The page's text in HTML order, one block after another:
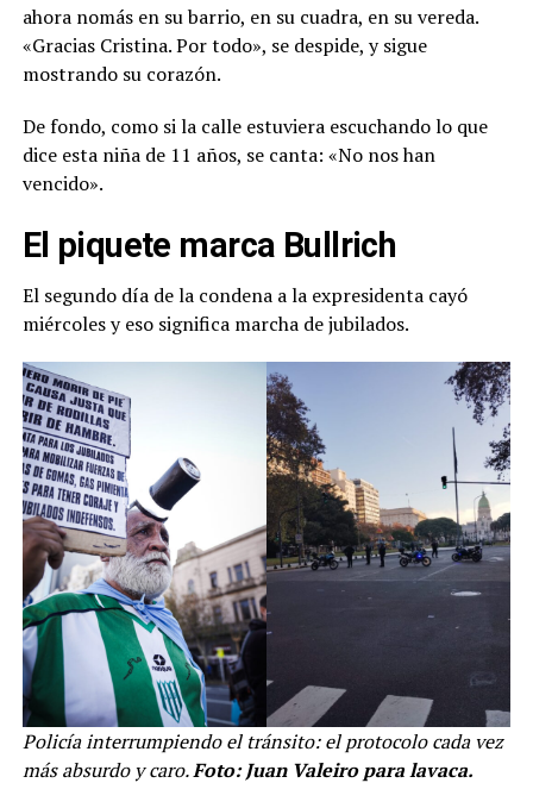
ahora nomás en su barrio, en su cuadra, en su vereda.
«Gracias Cristina. Por todo», se despide, y sigue
mostrando su corazón.
De fondo, como si la calle estuviera escuchando lo que
dice esta niña de 11 años, se canta: «No nos han
vencido».
El piquete marca Bullrich
El segundo día de la condena a la expresidenta cayó
miércoles y eso significa marcha de jubilados.
Policía interrumpiendo el tránsito: el protocolo cada vez
más absurdo y caro.Foto: Juan Valeiro para lavaca.